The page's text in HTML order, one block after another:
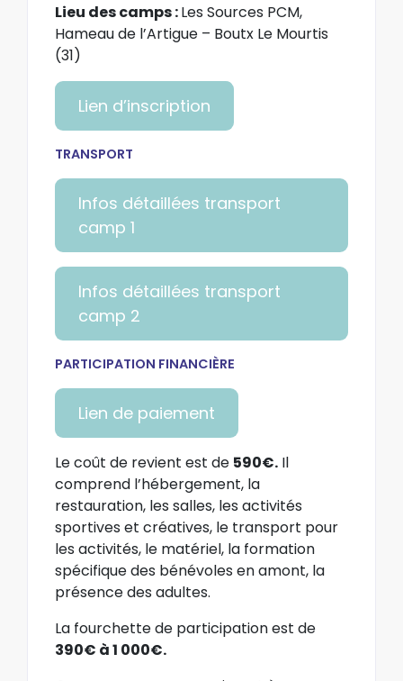
Lieu des camps :Les Sources PCM,
Hameau de l’Artigue – Boutx Le Mourtis
(31)
Lien d’inscription
TRANSPORT
Infos détaillées transport
camp 1
Infos détaillées transport
camp 2
PARTICIPATION FINANCIÈRE
Lien de paiement
Le coût de revient est de 590€. Il
comprend l’hébergement, la
restauration, les salles, les activités
sportives et créatives, le transport pour
les activités, le matériel, la formation
spécifique des bénévoles en amont, la
présence des adultes.
La fourchette de participation est de
390€ à 1 000€.